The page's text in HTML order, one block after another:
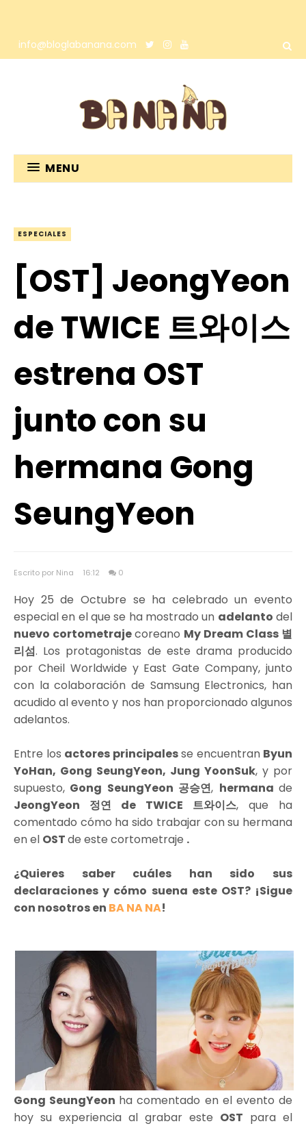
info@bloglabanana.com
MENU
ESPECIALES
[OST] JeongYeon
de TWICE 트와이스
estrena OST
junto con su
hermana Gong
SeungYeon
Escrito por Nina 16:12 0
Hoy 25 de Octubre se ha celebrado un evento
especial en el que se ha mostrado un adelanto del
nuevo cortometrajecoreano My Dream Class 별
리섬. Los protagonistas de este drama producido
por Cheil Worldwide y East Gate Company, junto
con la colaboración de Samsung Electronics, han
acudido al evento y nos han proporcionado algunos
adelantos.
Entre los actores principalesse encuentran Byun
YoHan, Gong SeungYeon, Jung YoonSuk, y por
supuesto, Gong SeungYeon 공승연, hermanade
JeongYeon 정연 de TWICE 트와이스, que ha
comentado cómo ha sido trabajar con su hermana
en el OSTde este cortometraje .
¿Quieres saber cuáles han sido sus
declaraciones y cómo suena este OST? ¡Sigue
con nosotros en BA NA NA!
Gong SeungYeon ha comentado en el evento de
hoy su experiencia al grabar este OST para el